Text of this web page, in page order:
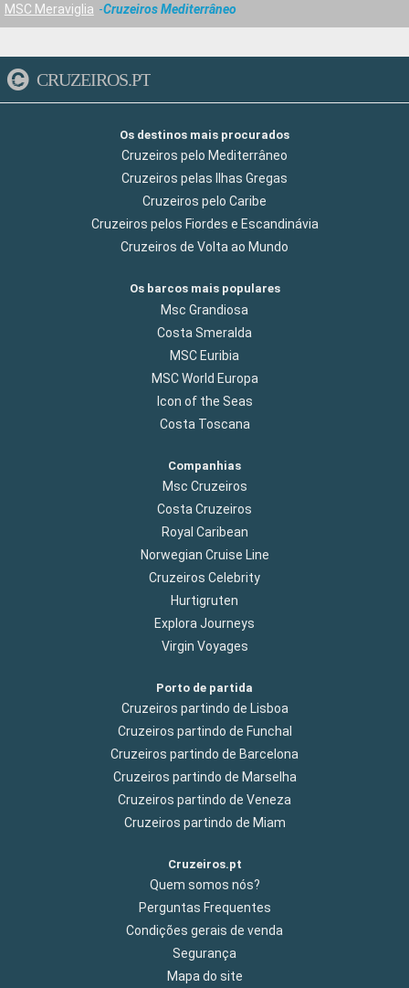
MSC Meraviglia
Cruzeiros Mediterrâneo
CRUZEIROS.PT
Os destinos mais procurados
Cruzeiros pelo Mediterrâneo
Cruzeiros pelas Ilhas Gregas
Cruzeiros pelo Caribe
Cruzeiros pelos Fiordes e Escandinávia
Cruzeiros de Volta ao Mundo
Os barcos mais populares
Msc Grandiosa
Costa Smeralda
MSC Euribia
MSC World Europa
Icon of the Seas
Costa Toscana
Companhias
Msc Cruzeiros
Costa Cruzeiros
Royal Caribean
Norwegian Cruise Line
Cruzeiros Celebrity
Hurtigruten
Explora Journeys
Virgin Voyages
Porto de partida
Cruzeiros partindo de Lisboa
Cruzeiros partindo de Funchal
Cruzeiros partindo de Barcelona
Cruzeiros partindo de Marselha
Cruzeiros partindo de Veneza
Cruzeiros partindo de Miam
Cruzeiros.pt
Quem somos nós?
Perguntas Frequentes
Condições gerais de venda
Segurança
Mapa do site